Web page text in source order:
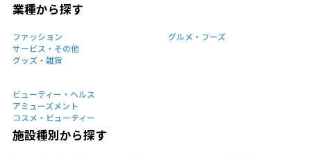
業種から探す
ファッション
サービス・その他
グッズ・雑貨
ビューティー・ヘルス
アミューズメント
コスメ・ビューティー
グルメ・フーズ
施設種別から探す